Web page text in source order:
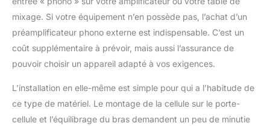
mixage. Si votre équipement n’en possède pas, l’achat d’un
préamplificateur phono externe est indispensable. C’est un
coût supplémentaire à prévoir, mais aussi l’assurance de
pouvoir choisir un appareil adapté à vos exigences.
L’installation en elle-même est simple pour qui a l’habitude de
ce type de matériel. Le montage de la cellule sur le porte-
cellule et l’équilibrage du bras demandent un peu de minutie